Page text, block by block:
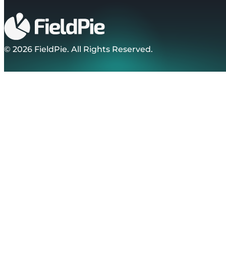
© 2026 FieldPie. All Rights Reserved.